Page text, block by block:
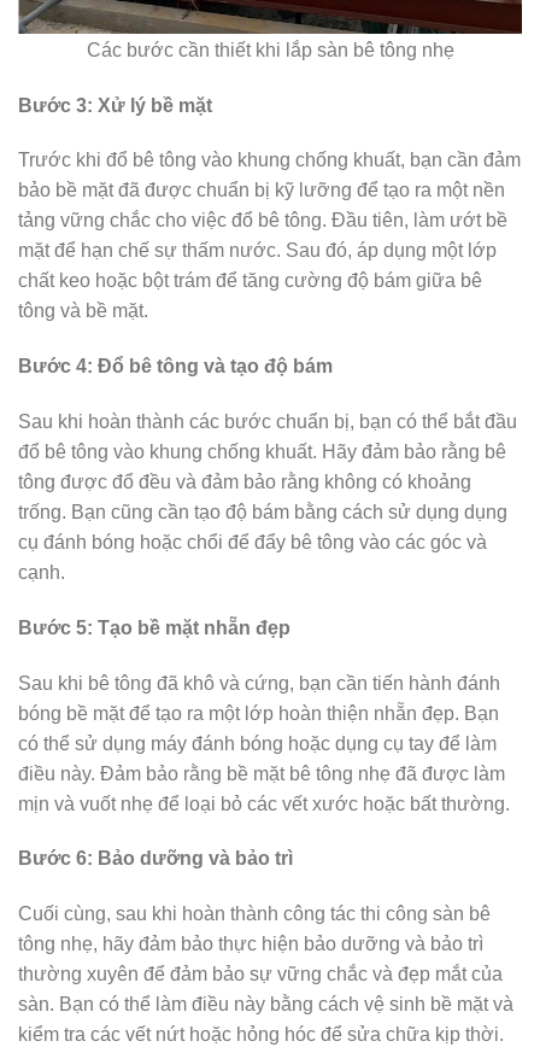
Các bước cần thiết khi lắp sàn bê tông nhẹ
Bước 3: Xử lý bề mặt
Trước khi đổ bê tông vào khung chống khuất, bạn cần đảm
bảo bề mặt đã được chuẩn bị kỹ lưỡng để tạo ra một nền
tảng vững chắc cho việc đổ bê tông. Đầu tiên, làm ướt bề
mặt để hạn chế sự thấm nước. Sau đó, áp dụng một lớp
chất keo hoặc bột trám để tăng cường độ bám giữa bê
tông và bề mặt.
Bước 4: Đổ bê tông và tạo độ bám
Sau khi hoàn thành các bước chuẩn bị, bạn có thể bắt đầu
đổ bê tông vào khung chống khuất. Hãy đảm bảo rằng bê
tông được đổ đều và đảm bảo rằng không có khoảng
trống. Bạn cũng cần tạo độ bám bằng cách sử dụng dụng
cụ đánh bóng hoặc chổi để đẩy bê tông vào các góc và
cạnh.
Bước 5: Tạo bề mặt nhẵn đẹp
Sau khi bê tông đã khô và cứng, bạn cần tiến hành đánh
bóng bề mặt để tạo ra một lớp hoàn thiện nhẵn đẹp. Bạn
có thể sử dụng máy đánh bóng hoặc dụng cụ tay để làm
điều này. Đảm bảo rằng bề mặt bê tông nhẹ đã được làm
mịn và vuốt nhẹ để loại bỏ các vết xước hoặc bất thường.
Bước 6: Bảo dưỡng và bảo trì
Cuối cùng, sau khi hoàn thành công tác thi công sàn bê
tông nhẹ, hãy đảm bảo thực hiện bảo dưỡng và bảo trì
thường xuyên để đảm bảo sự vững chắc và đẹp mắt của
sàn. Bạn có thể làm điều này bằng cách vệ sinh bề mặt và
kiểm tra các vết nứt hoặc hỏng hóc để sửa chữa kịp thời.